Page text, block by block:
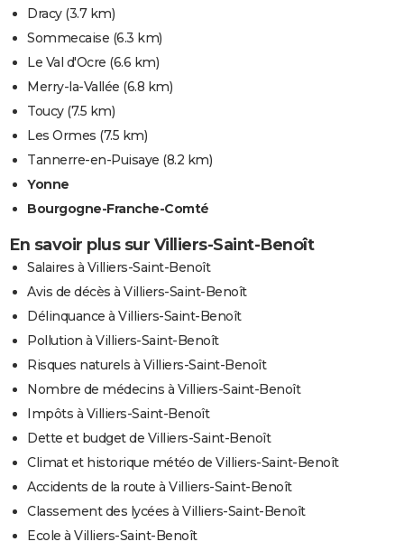
Dracy(3.7 km)
Sommecaise (6.3 km)
Le Val d'Ocre (6.6 km)
Merry-la-Vallée (6.8 km)
Toucy(7.5 km)
Les Ormes (7.5 km)
Tannerre-en-Puisaye (8.2 km)
Yonne
Bourgogne-Franche-Comté
En savoir plus sur Villiers-Saint-Benoît
Salaires à Villiers-Saint-Benoît
Avis de décès à Villiers-Saint-Benoît
Délinquance à Villiers-Saint-Benoît
Pollution à Villiers-Saint-Benoît
Risques naturels à Villiers-Saint-Benoît
Nombre de médecins à Villiers-Saint-Benoît
Impôts à Villiers-Saint-Benoît
Dette et budget de Villiers-Saint-Benoît
Climat et historique météo de Villiers-Saint-Benoît
Accidents de la route à Villiers-Saint-Benoît
Classement des lycées à Villiers-Saint-Benoît
Ecole à Villiers-Saint-Benoît